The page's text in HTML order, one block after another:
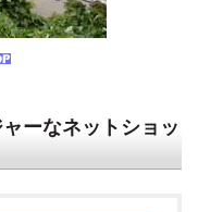
ーなネットショッ